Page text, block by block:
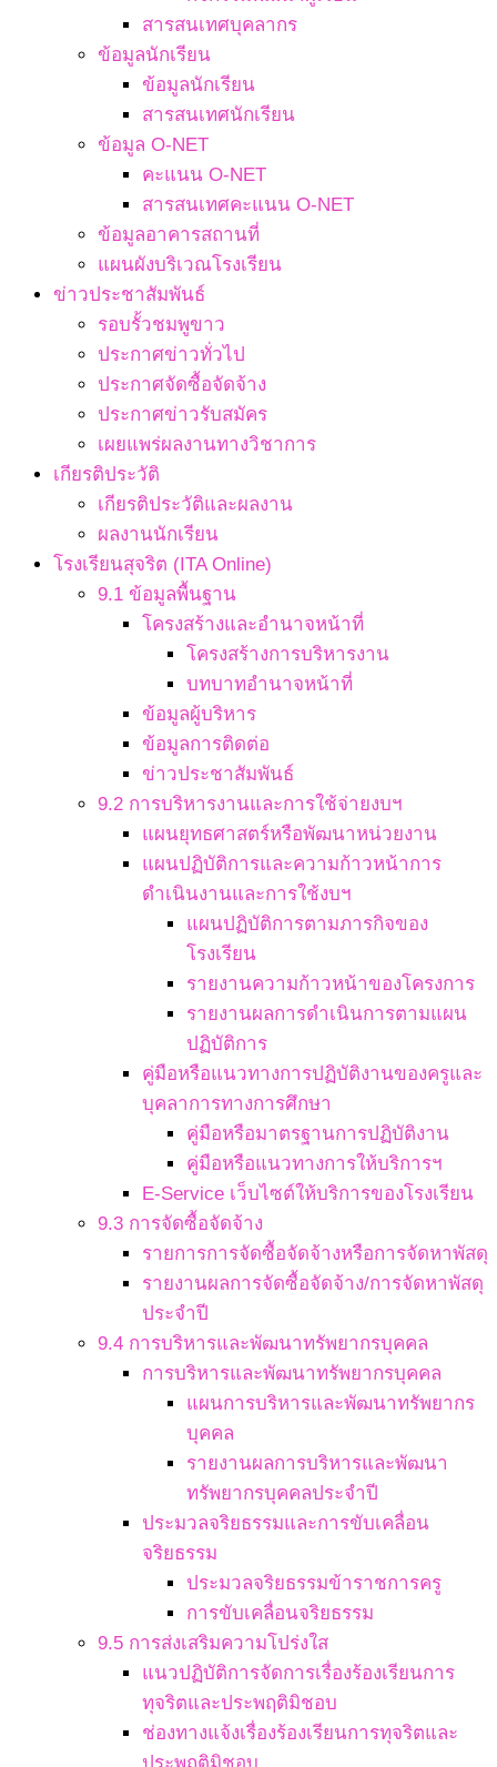
สารสนเทศบุคลากร
ข้อมูลนักเรียน
ข้อมูลนักเรียน
สารสนเทศนักเรียน
ข้อมูล O-NET
คะแนน O-NET
สารสนเทศคะแนน O-NET
ข้อมูลอาคารสถานที่
แผนผังบริเวณโรงเรียน
ข่าวประชาสัมพันธ์
รอบรั้วชมพูขาว
ประกาศข่าวทั่วไป
ประกาศจัดซื้อจัดจ้าง
ประกาศข่าวรับสมัคร
เผยแพร่ผลงานทางวิชาการ
เกียรติประวัติ
เกียรติประวัติและผลงาน
ผลงานนักเรียน
โรงเรียนสุจริต (ITA Online)
9.1 ข้อมูลพื้นฐาน
โครงสร้างและอำนาจหน้าที่
โครงสร้างการบริหารงาน
บทบาทอำนาจหน้าที่
ข้อมูลผู้บริหาร
ข้อมูลการติดต่อ
ข่าวประชาสัมพันธ์
9.2 การบริหารงานและการใช้จ่ายงบฯ
แผนยุทธศาสตร์หรือพัฒนาหน่วยงาน
แผนปฏิบัติการและความก้าวหน้าการ
ดำเนินงานและการใช้งบฯ
แผนปฏิบัติการตามภารกิจของ
โรงเรียน
รายงานความก้าวหน้าของโครงการ
รายงานผลการดำเนินการตามแผน
ปฏิบัติการ
คู่มือหรือแนวทางการปฏิบัติงานของครูและ
บุคลาการทางการศึกษา
คู่มือหรือมาตรฐานการปฏิบัติงาน
คู่มือหรือแนวทางการให้บริการฯ
E-Service เว็บไซต์ให้บริการของโรงเรียน
9.3 การจัดซื้อจัดจ้าง
รายการการจัดซื้อจัดจ้างหรือการจัดหาพัสดุ
รายงานผลการจัดซื้อจัดจ้าง/การจัดหาพัสดุ
ประจำปี
9.4 การบริหารและพัฒนาทรัพยากรบุคคล
การบริหารและพัฒนาทรัพยากรบุคคล
แผนการบริหารและพัฒนาทรัพยากร
บุคคล
รายงานผลการบริหารและพัฒนา
ทรัพยากรบุคคลประจำปี
ประมวลจริยธรรมและการขับเคลื่อน
จริยธรรม
ประมวลจริยธรรมข้าราชการครู
การขับเคลื่อนจริยธรรม
9.5 การส่งเสริมความโปร่งใส
แนวปฏิบัติการจัดการเรื่องร้องเรียนการ
ทุจริตและประพฤติมิชอบ
ช่องทางแจ้งเรื่องร้องเรียนการทุจริตและ